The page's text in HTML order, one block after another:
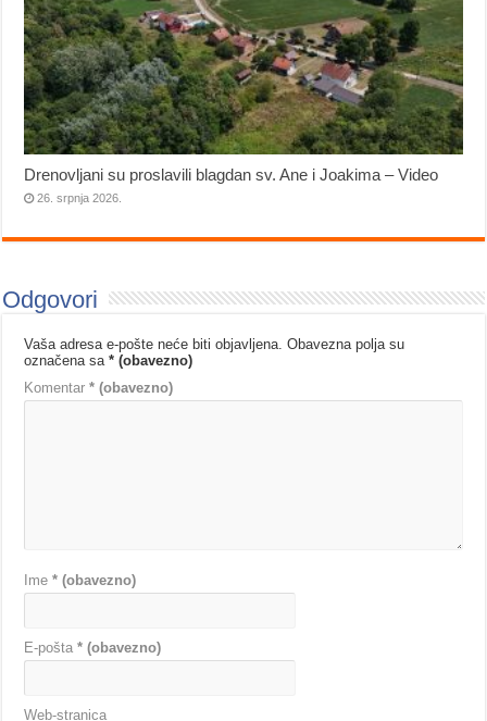
Drenovljani su proslavili blagdan sv. Ane i Joakima – Video
26. srpnja 2026.
Odgovori
Vaša adresa e-pošte neće biti objavljena. Obavezna polja su
označena sa* (obavezno)
Komentar* (obavezno)
Ime* (obavezno)
E-pošta* (obavezno)
Web-stranica